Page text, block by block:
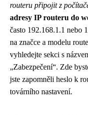
routeru připojit z
adresy IP routeru do
často 192.168.1.1 nebo
na značce a modelu
vyhledejte sekci s
„Zabezpečení“. Zde
jste zapomněli heslo k
továrního nastavení.